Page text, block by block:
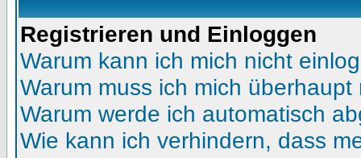
Registrieren und Einloggen
Warum kann ich mich nicht
Warum muss ich mich überhaupt
Warum werde ich automatisch
Wie kann ich verhindern, dass